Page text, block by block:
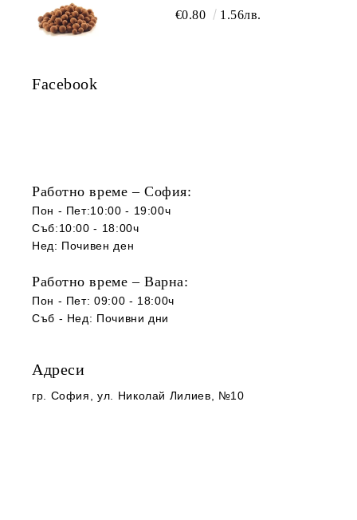
€0.80 1.56лв.
Facebook
Работно време – София:
Пон - Пет:10:00 - 19:00ч
Съб:10:00 - 18:00ч
Нед: Почивен ден
Работно време – Варна:
Пон - Пет: 09:00 - 18:00ч
Съб - Нед: Почивни дни
Адреси
гр. София , ул. Николай Лилиев, №10